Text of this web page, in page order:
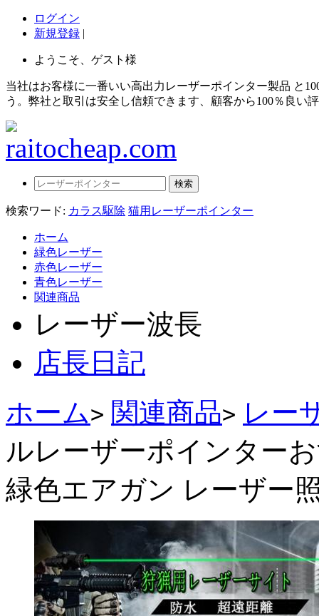
ログイン
新規登録 |
ようこそ、ゲスト様
当社はお客様に一番いい高出力レーザーポインター製品 と
う。弊社と取引は安全し信頼できます、顧客から100％良い
検索ワード: カラス駆除 猫用レーザーポインター
ホーム
緑色レーザー
赤色レーザー
青色レーザー
関連商品
レーザー波長
店長日記
ホーム> 関連商品> レー
ルレーザーポインター
緑色エアガン レーザー